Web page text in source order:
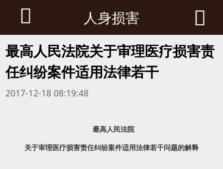
 人身损害 
最高人民法院关于审理医疗损害责
任纠纷案件适用法律若干
2017-12-18 08:19:48
最高人民法院
关于审理医疗损害责任纠纷案件适用法律若干问题的解释